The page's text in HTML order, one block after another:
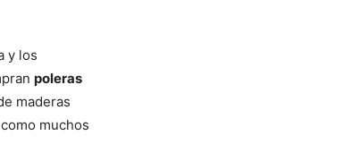
y los
poleras
maderas
muchos